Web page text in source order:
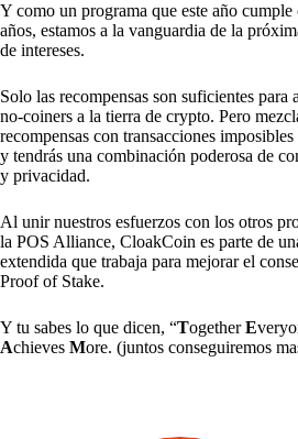
Y como un programa que este año cumple
años, estamos a la vanguardia de la
de intereses.
Solo las recompensas son suficientes para
no-coiners a la tierra de crypto. Pero
recompensas con transacciones imposibles
y tendrás una combinación poderosa de
y privacidad.
Al unir nuestros esfuerzos con los otros
la POS Alliance, CloakCoin es parte de
extendida que trabaja para mejorar el
Proof of Stake.
Y tu sabes lo que dicen, “TogetherE
Achieves More. (juntos conseguiremos